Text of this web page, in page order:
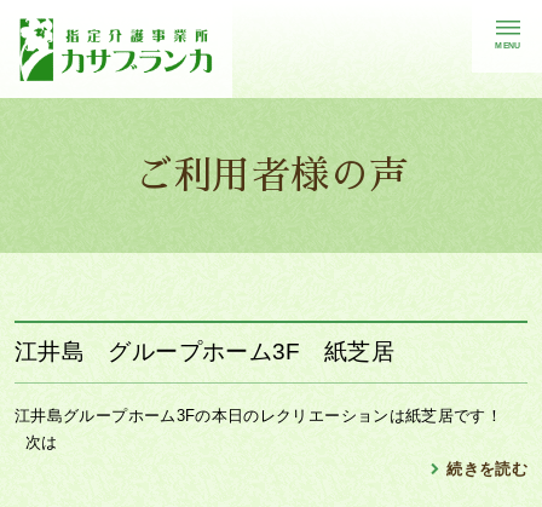
MENU
ご利用者様の声
江井島 グループホーム3F 紙芝居
江井島グループホーム3Fの本日のレクリエーションは紙芝居です！
次は
続きを読む